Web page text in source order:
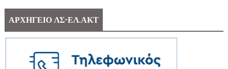
ΑΡΧΗΓΕΙΟ ΛΣ-ΕΛ.ΑΚΤ